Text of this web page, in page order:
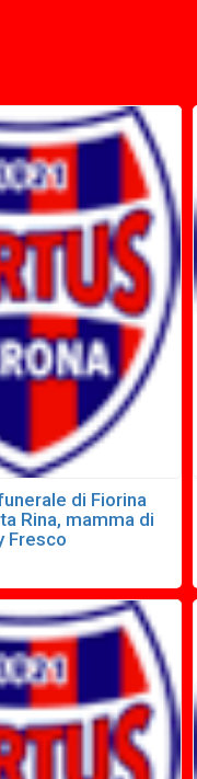
di Fiorina
Rina, mamma di
Fresco